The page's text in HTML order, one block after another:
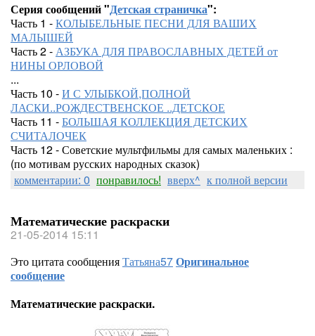
Серия сообщений "Детская страничка":
Часть 1 -КОЛЫБЕЛЬНЫЕ ПЕСНИ ДЛЯ ВАШИХ
МАЛЫШЕЙ
Часть 2 -АЗБУКА ДЛЯ ПРАВОСЛАВНЫХ ДЕТЕЙ от
НИНЫ ОРЛОВОЙ
...
Часть 10 -И С УЛЫБКОЙ,ПОЛНОЙ
ЛАСКИ..РОЖДЕСТВЕНСКОЕ ..ДЕТСКОЕ
Часть 11 -БОЛЬШАЯ КОЛЛЕКЦИЯ ДЕТСКИХ
СЧИТАЛОЧЕК
Часть 12 - Советские мультфильмы для самых маленьких :
(по мотивам русских народных сказок)
комментарии: 0 понравилось! вверх^ к полной версии
Математические раскраски
21-05-2014 15:11
Это цитата сообщенияТатьяна57Оригинальное
сообщение
Математические раскраски.